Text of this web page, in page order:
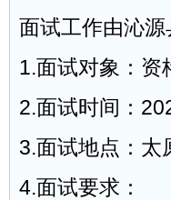
面试工作由沁
1.面试对象：资
2.面试时间：
3.面试地点：太
4.面试要求：